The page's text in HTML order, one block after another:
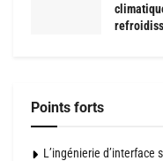
Points forts
L’ingénierie